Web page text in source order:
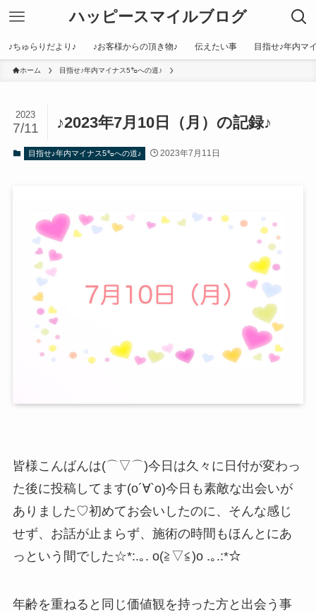
ハッピースマイルブログ
♪ちゅらりだより♪ ♪お客様からの頂き物♪ 伝えたい事 目指せ♪年内マ
ホーム 目指せ♪年内マイナス5㌔への道♪
♪2023年7月10日（月）の記録♪
2023
7/11
目指せ♪年内マイナス5㌔への道♪ 2023年7月11日
皆様こんばんは(⌒▽⌒)今日は久々に日付が変わっ
た後に投稿してます(о´∀`о)今日も素敵な出会いが
ありました♡初めてお会いしたのに、そんな感じ
せず、お話が止まらず、施術の時間もほんとにあ
っという間でした☆*:.｡. o(≧▽≦)o .｡.:*☆
年齢を重ねると同じ価値観を持った方と出会う事